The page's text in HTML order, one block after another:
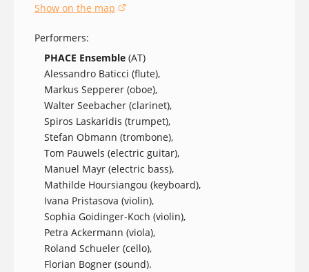
Show on the map
(opens in a new window)
Performers:
PHACE Ensemble (AT)
Alessandro Baticci (flute),
Markus Sepperer (oboe),
Walter Seebacher (clarinet),
Spiros Laskaridis (trumpet),
Stefan Obmann (trombone),
Tom Pauwels (electric guitar),
Manuel Mayr (electric bass),
Mathilde Hoursiangou (keyboard),
Ivana Pristasova (violin),
Sophia Goidinger-Koch (violin),
Petra Ackermann (viola),
Roland Schueler (cello),
Florian Bogner (sound).